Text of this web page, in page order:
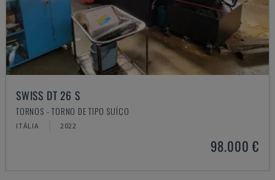
SWISS DT 26 S
TORNOS - TORNO DE TIPO SUÍÇO
ITÁLIA 2022
98.000 €